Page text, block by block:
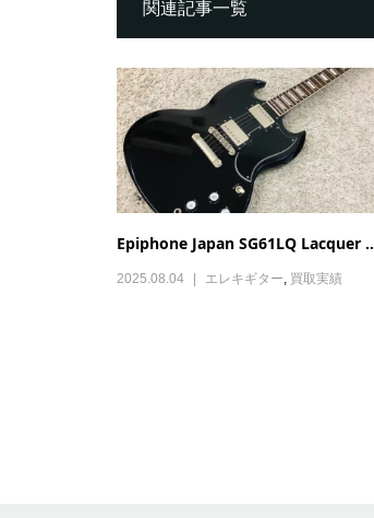
関連記事一覧
Epiphone Japan SG61LQ Lacquer
2025.08.04 エレキギター, 買取実績